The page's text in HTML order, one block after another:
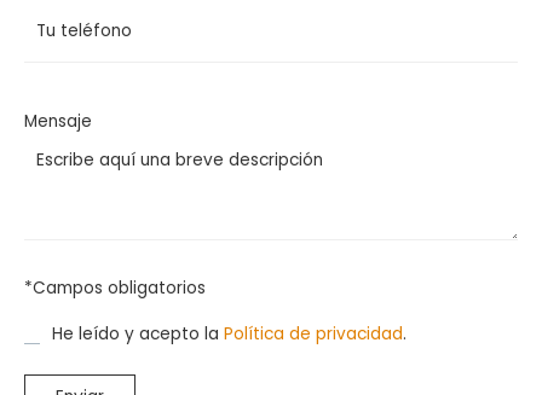
Mensaje
*Campos obligatorios
He leído y acepto la Política de privacidad.